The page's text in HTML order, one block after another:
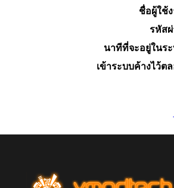
ชื่อผู้ใช้
รหัส
นาทีที่จะอยู่ในร
เข้าระบบค้างไว้ต